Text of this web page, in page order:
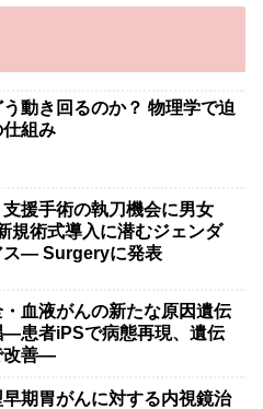
動き回るのか？ 物理学で迫
組み
支援手術の執刀機会に男女
規術式導入に潜むジェンダ
ス— Surgeryに発表
血液がんの新たな原因遺伝
―患者iPSで病態再現、遺伝
改善―
期胃がんに対する内視鏡治